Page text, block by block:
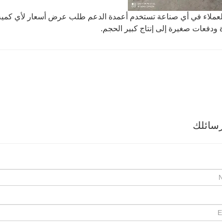
في أي صناعة تستخدم أعمدة الدعم طلب عرض أسعار لأي
صغيرة إلى إنتاج كبير الحجم.